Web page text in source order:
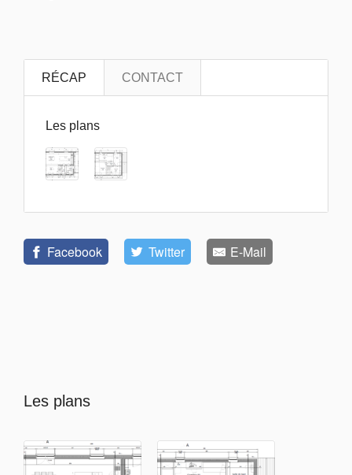
RÉCAP CONTACT
Les plans
Facebook Twitter E-Mail
Les plans